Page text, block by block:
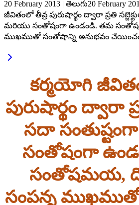
20 February 2013 | తెలుగు20 February
జీవితంలో తీవ్ర పురుషార్థం ద్వారా ప్రతి
మరియు సంతోషంగా ఉండండి. తమ
ముఖముతో సంతోషాన్ని అనుభవం
కర్మయోగి
పురుషార్థం ద్వారా
సదా
సంతోషంగా
సంతోషమయ,
సంపన్న